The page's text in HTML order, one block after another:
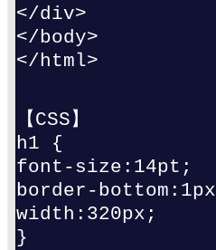
</div>
</body>
</html>
【CSS】
h1 {
font-size:14pt;
border-
width:320px;
}